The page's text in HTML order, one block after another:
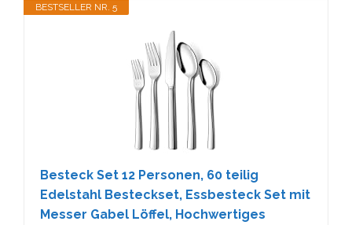
BESTSELLER NR. 5
Besteck Set 12 Personen, 60 teilig
Edelstahl Besteckset, Essbesteck Set mit
Messer Gabel Löffel, Hochwertiges